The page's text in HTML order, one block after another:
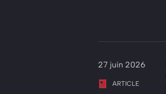
27 juin 2026
ARTICLE